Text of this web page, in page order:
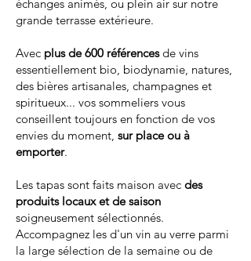
échanges animés, ou plein air sur notre
grande terrasse extérieure.
Avec plus de 600 référencesde vins
essentiellement bio, biodynamie, natures,
des bières artisanales, champagnes et
spiritueux... vos sommeliers vous
conseillent toujours en fonction de vos
envies du moment, sur place ou à
emporter.
Les tapas sont faits maison avec des
produits locaux et de saison
soigneusement sélectionnés.
Accompagnez les d'un vin au verre parmi
la large sélection de la semaine ou de